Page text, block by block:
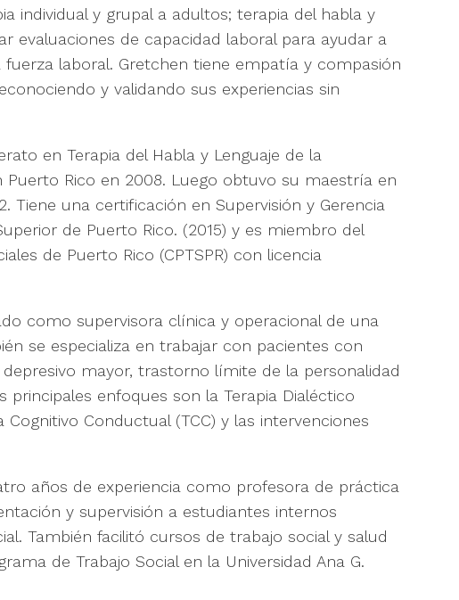
individual y grupal a adultos; terapia del habla y
evaluaciones de capacidad laboral para ayudar a
fuerza laboral. Gretchen tiene empatía y compasión
y validando sus experiencias sin
en Terapia del Habla y Lenguaje de la
Puerto Rico en 2008. Luego obtuvo su maestría en
Tiene una certificación en Supervisión y Gerencia
de Puerto Rico. (2015) y es miembro del
de Puerto Rico (CPTSPR) con licencia
como supervisora clínica y operacional de una
se especializa en trabajar con pacientes con
mayor, trastorno límite de la personalidad
principales enfoques son la Terapia Dialéctico
Cognitivo Conductual (TCC) y las intervenciones
años de experiencia como profesora de práctica
y supervisión a estudiantes internos
También facilitó cursos de trabajo social y salud
de Trabajo Social en la Universidad Ana G.